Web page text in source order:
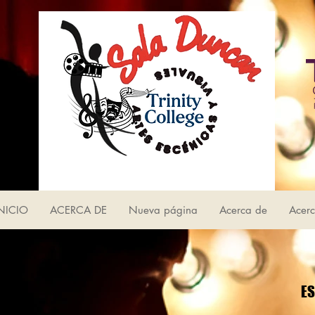
ACERCA DE Nueva página Acerca de